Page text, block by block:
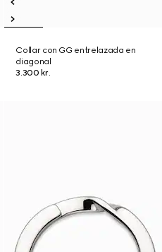
Collar con GG entrelazada en
diagonal
3.300 kr.